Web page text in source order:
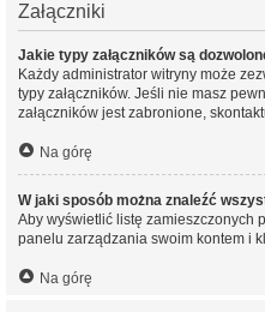
Załączniki
Jakie typy załączników są
Każdy administrator witryny może
typy załączników. Jeśli nie masz
załączników jest zabronione,
Na górę
W jaki sposób można znaleźć
Aby wyświetlić listę zamieszczonych
panelu zarządzania swoim kontem i
Na górę